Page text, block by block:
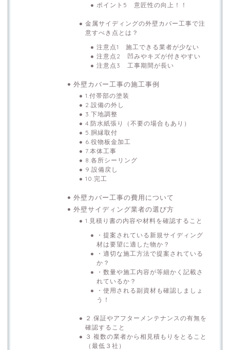
ポイント5 意匠性の向上！！
金属サイディングの外壁カバー工事で注
意すべき点とは？
注意点1 施工できる業者が少ない
注意点2 凹みやキズが付きやすい
注意点3 工事期間が長い
外壁カバー工事の施工事例
1.付帯部の塗装
2.設備の外し
3.下地調整
4.防水紙張り（不要の場合もあり）
5.胴縁取付
6.役物板金加工
7.本体工事
8.各所シーリング
9.設備戻し
10.完工
外壁カバー工事の費用について
外壁サイディング業者の選び方
1.見積り書の内容や材料を確認すること
・提案されている新規サイディング
材は要望に適した物か？
・適切な施工方法で提案されている
か？
・数量や施工内容が等細かく記載さ
れているか？
・使用される副資材も確認しましょ
う！
２.保証やアフターメンテナンスの有無を
確認すること
３.複数の業者から相見積もりをとること
（最低３社）